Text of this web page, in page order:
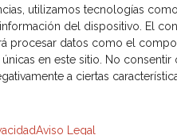
utilizamos tecnologías
del dispositivo. El
procesar datos como el
en este sitio. No consentir
a ciertas
Aviso Legal
comercio Canadá